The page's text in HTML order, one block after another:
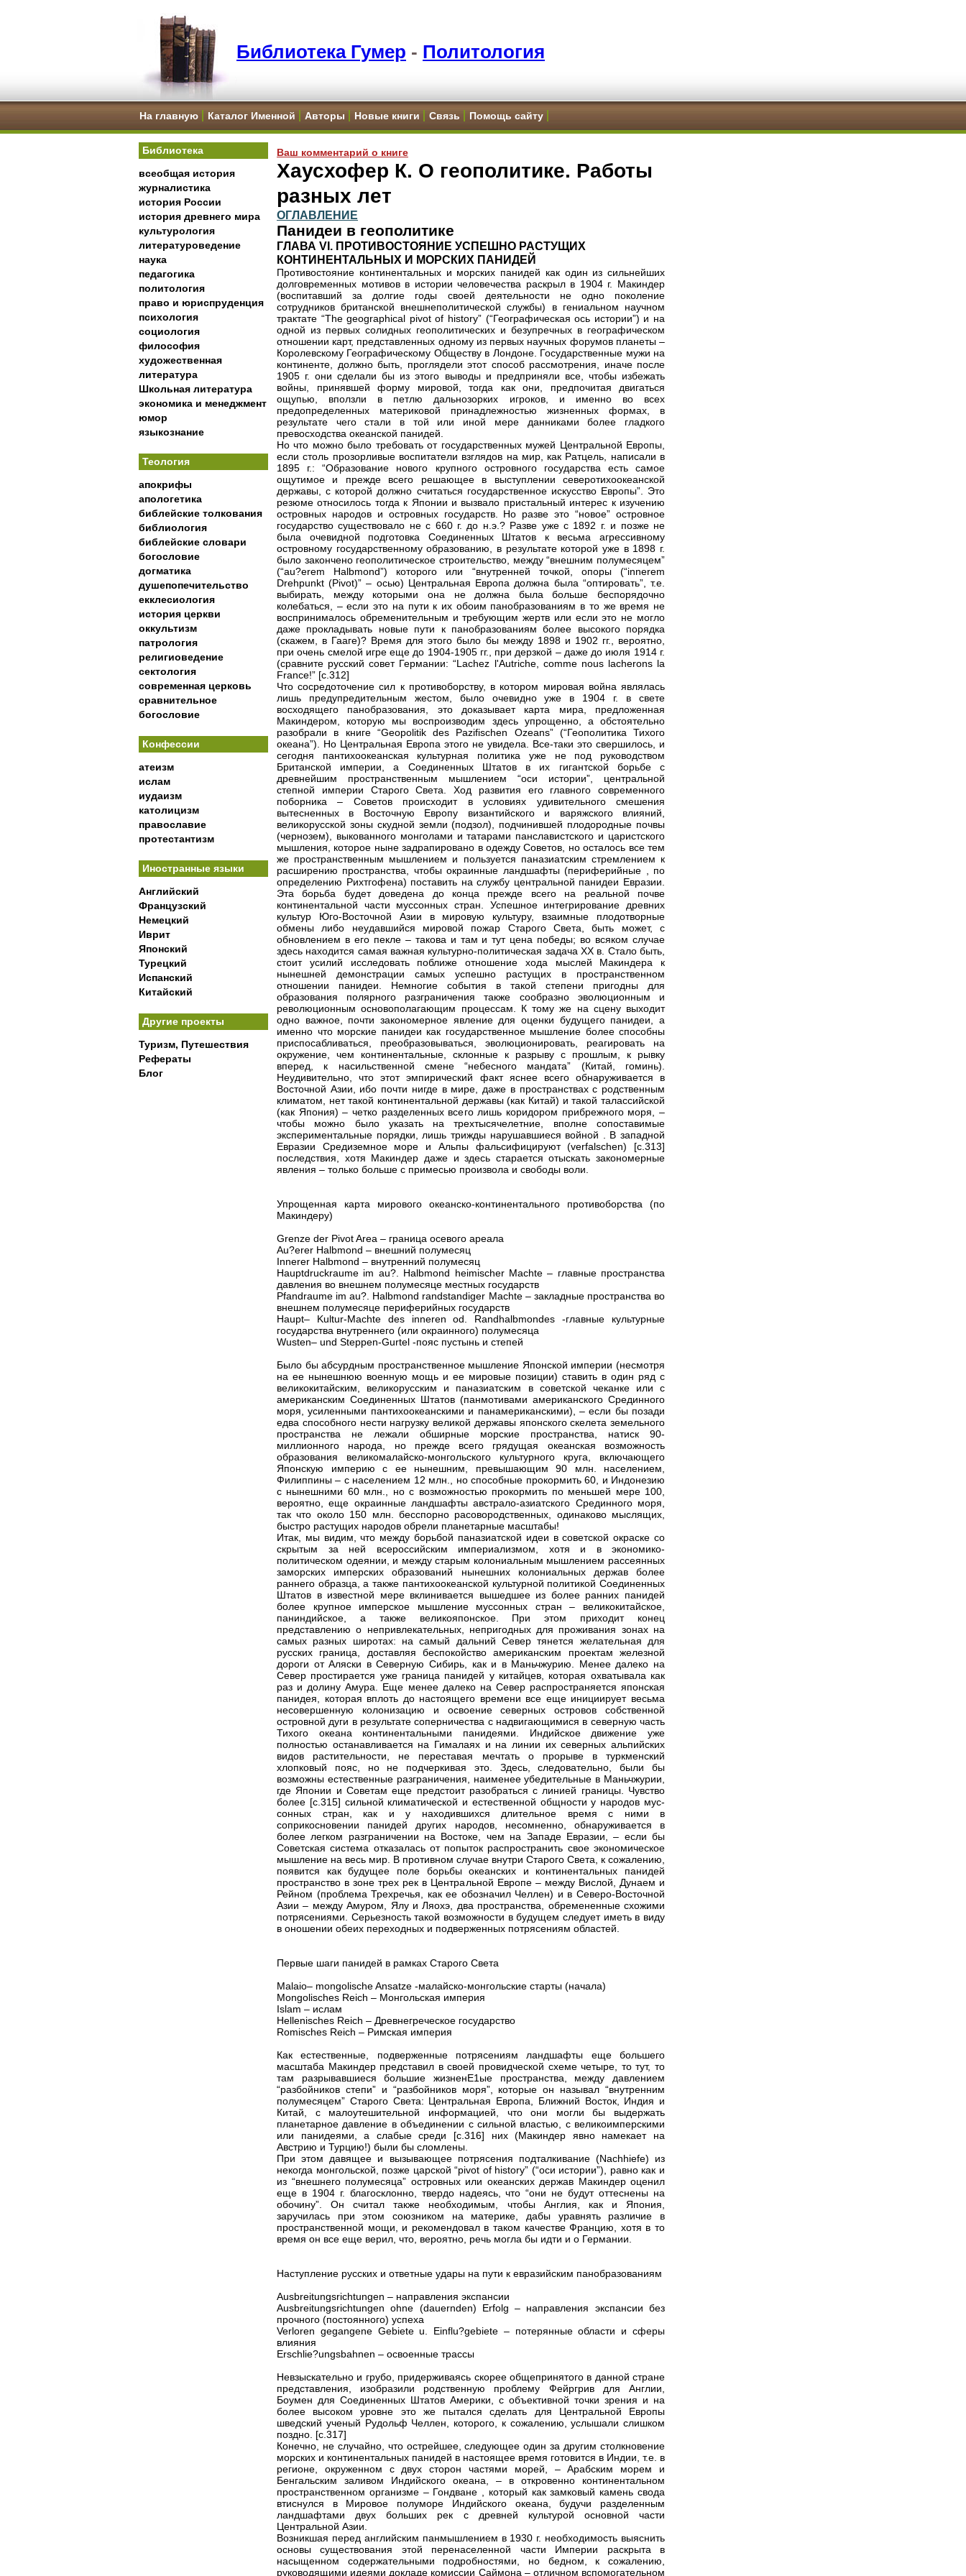
Библиотека Гумер - Политология
На главную Каталог Именной Авторы Новые книги Связь Помощь сайту
Библиотека
всеобщая история
журналистика
история России
история древнего мира
культурология
литературоведение
наука
педагогика
политология
право и юриспруденция
психология
социология
философия
художественная
литература
Школьная литература
экономика и менеджмент
юмор
языкознание
Теология
апокрифы
апологетика
библейские толкования
библиология
библейские словари
богословие
догматика
душепопечительство
екклесиология
история церкви
оккультизм
патрология
религиоведение
сектология
современная церковь
сравнительное
богословие
Конфессии
атеизм
ислам
иудаизм
католицизм
православие
протестантизм
Иностранные языки
Английский
Французский
Немецкий
Иврит
Японский
Турецкий
Испанский
Китайский
Другие проекты
Туризм, Путешествия
Рефераты
Блог
Ваш комментарий о книге
Хаусхофер К. О геополитике. Работы
разных лет
ОГЛАВЛЕНИЕ
Панидеи в геополитике
ГЛАВА VI. ПРОТИВОСТОЯНИЕ УСПЕШНО РАСТУЩИХ
КОНТИНЕНТАЛЬНЫХ И МОРСКИХ ПАНИДЕЙ
Противостояние континентальных и морских панидей как один из сильнейших
долговременных мотивов в истории человечества раскрыл в 1904 г. Макиндер
(воспитавший за долгие годы своей деятельности не одно поколение
сотрудников британской внешнеполитической службы) в гениальном научном
трактате “The geographical pivot of history” (“Географическая ось истории”) и на
одной из первых солидных геополитических и безупречных в географическом
отношении карт, представленных одному из первых научных форумов планеты –
Королевскому Географическому Обществу в Лондоне. Государственные мужи на
континенте, должно быть, проглядели этот способ рассмотрения, иначе после
1905 г. они сделали бы из этого выводы и предприняли все, чтобы избежать
войны, принявшей форму мировой, тогда как они, предпочитая двигаться
ощупью, вползли в петлю дальнозорких игроков, и именно во всех
предопределенных материковой принадлежностью жизненных формах, в
результате чего стали в той или иной мере данниками более гладкого
превосходства океанской панидей.
Но что можно было требовать от государственных мужей Центральной Европы,
если столь прозорливые воспитатели взглядов на мир, как Ратцель, написали в
1895 г.: “Образование нового крупного островного государства есть самое
ощутимое и прежде всего решающее в выступлении северотихоокеанской
державы, с которой должно считаться государственное искусство Европы”. Это
резюме относилось тогда к Японии и вызвало пристальный интерес к изучению
островных народов и островных государств. Но разве это “новое” островное
государство существовало не с 660 г. до н.э.? Разве уже с 1892 г. и позже не
была очевидной подготовка Соединенных Штатов к весьма агрессивному
островному государственному образованию, в результате которой уже в 1898 г.
было закончено геополитическое строительство, между “внешним полумесяцем”
(“au?erem Halbmond”) которого или “внутренней точкой, опоры (“innerem
Drehpunkt (Pivot)” – осью) Центральная Европа должна была “оптировать”, т.е.
выбирать, между которыми она не должна была больше беспорядочно
колебаться, – если это на пути к их обоим панобразованиям в то же время не
воспринималось обременительным и требующим жертв или если это не могло
даже прокладывать новые пути к панобразованиям более высокого порядка
(скажем, в Гааге)? Время для этого было бы между 1898 и 1902 гг., вероятно,
при очень смелой игре еще до 1904-1905 гг., при дерзкой – даже до июля 1914 г.
(сравните русский совет Германии: “Lachez l'Autriche, comme nous lacherons la
France!” [с.312]
Что сосредоточение сил к противоборству, в котором мировая война являлась
лишь предупредительным жестом, было очевидно уже в 1904 г. в свете
восходящего панобразования, это доказывает карта мира, предложенная
Макиндером, которую мы воспроизводим здесь упрощенно, а обстоятельно
разобрали в книге “Geopolitik des Pazifischen Ozeans” (“Геополитика Тихого
океана”). Но Центральная Европа этого не увидела. Все-таки это свершилось, и
сегодня пантихоокеанская культурная политика уже не под руководством
Британской империи, а Соединенных Штатов в их гигантской борьбе с
древнейшим пространственным мышлением “оси истории”, центральной
степной империи Старого Света. Ход развития его главного современного
поборника – Советов происходит в условиях удивительного смешения
вытесненных в Восточную Европу византийского и варяжского влияний,
великорусской зоны скудной земли (подзол), подчинившей плодородные почвы
(чернозем), выкованного монголами и татарами панславистского и царистского
мышления, которое ныне задрапировано в одежду Советов, но осталось все тем
же пространственным мышлением и пользуется паназиатским стремлением к
расширению пространства, чтобы окраинные ландшафты (периферийные , по
определению Рихтгофена) поставить на службу центральной панидеи Евразии.
Эта борьба будет доведена до конца прежде всего на реальной почве
континентальной части муссонных стран. Успешное интегрирование древних
культур Юго-Восточной Азии в мировую культуру, взаимные плодотворные
обмены либо неудавшийся мировой пожар Старого Света, быть может, с
обновлением в его пекле – такова и там и тут цена победы; во всяком случае
здесь находится самая важная культурно-политическая задача XX в. Стало быть,
стоит усилий исследовать поближе отношение хода мыслей Макиндера к
нынешней демонстрации самых успешно растущих в пространственном
отношении панидеи. Немногие события в такой степени пригодны для
образования полярного разграничения также сообразно эволюционным и
революционным основополагающим процессам. К тому же на сцену выходит
одно важное, почти закономерное явление для оценки будущего панидеи, а
именно что морские панидеи как государственное мышление более способны
приспосабливаться, преобразовываться, эволюционировать, реагировать на
окружение, чем континентальные, склонные к разрыву с прошлым, к рывку
вперед, к насильственной смене “небесного мандата” (Китай, гоминь).
Неудивительно, что этот эмпирический факт яснее всего обнаруживается в
Восточной Азии, ибо почти нигде в мире, даже в пространствах с родственным
климатом, нет такой континентальной державы (как Китай) и такой талассийской
(как Япония) – четко разделенных всего лишь коридором прибрежного моря, –
чтобы можно было указать на трехтысячелетние, вполне сопоставимые
экспериментальные порядки, лишь трижды нарушавшиеся войной . В западной
Евразии Средиземное море и Альпы фальсифицируют (verfalschen) [с.313]
последствия, хотя Макиндер даже и здесь старается отыскать закономерные
явления – только больше с примесью произвола и свободы воли.
Упрощенная карта мирового океанско-континентального противоборства (по
Макиндеру)
Grenze der Pivot Area – граница осевого ареала
Au?erer Halbmond – внешний полумесяц
Innerer Halbmond – внутренний полумесяц
Hauptdruckraume im au?. Halbmond heimischer Machte – главные пространства
давления во внешнем полумесяце местных государств
Pfandraume im au?. Halbmond randstandiger Machte – закладные пространства во
внешнем полумесяце периферийных государств
Haupt– Kultur-Machte des inneren od. Randhalbmondes -главные культурные
государства внутреннего (или окраинного) полумесяца
Wusten– und Steppen-Gurtel -пояс пустынь и степей
Было бы абсурдным пространственное мышление Японской империи (несмотря
на ее нынешнюю военную мощь и ее мировые позиции) ставить в один ряд с
великокитайским, великорусским и паназиатским в советской чеканке или с
американским Соединенных Штатов (панмотивами американского Срединного
моря, усиленными пантихоокеанскими и панамериканскими), – если бы позади
едва способного нести нагрузку великой державы японского скелета земельного
пространства не лежали обширные морские пространства, натиск 90-
миллионного народа, но прежде всего грядущая океанская возможность
образования великомалайско-монгольского культурного круга, включающего
Японскую империю с ее нынешним, превышающим 90 млн. населением,
Филиппины – с населением 12 млн., но способные прокормить 60, и Индонезию
с нынешними 60 млн., но с возможностью прокормить по меньшей мере 100,
вероятно, еще окраинные ландшафты австрало-азиатского Срединного моря,
так что около 150 млн. бесспорно расовородственных, одинаково мыслящих,
быстро растущих народов обрели планетарные масштабы!
Итак, мы видим, что между борьбой паназиатской идеи в советской окраске со
скрытым за ней всероссийским империализмом, хотя и в экономико-
политическом одеянии, и между старым колониальным мышлением рассеянных
заморских имперских образований нынешних колониальных держав более
раннего образца, а также пантихоокеанской культурной политикой Соединенных
Штатов в известной мере вклинивается вышедшее из более ранних панидей
более крупное имперское мышление муссонных стран – великокитайское,
паниндийское, а также великояпонское. При этом приходит конец
представлению о непривлекательных, непригодных для проживания зонах на
самых разных широтах: на самый дальний Север тянется желательная для
русских граница, доставляя беспокойство американским проектам железной
дороги от Аляски в Северную Сибирь, как и в Маньчжурию. Менее далеко на
Север простирается уже граница панидей у китайцев, которая охватывала как
раз и долину Амура. Еще менее далеко на Север распространяется японская
панидея, которая вплоть до настоящего времени все еще инициирует весьма
несовершенную колонизацию и освоение северных островов собственной
островной дуги в результате соперничества с надвигающимися в северную часть
Тихого океана континентальными панидеями. Индийское движение уже
полностью останавливается на Гималаях и на линии их северных альпийских
видов растительности, не переставая мечтать о прорыве в туркменский
хлопковый пояс, но не подчеркивая это. Здесь, следовательно, были бы
возможны естественные разграничения, наименее убедительные в Маньчжурии,
где Японии и Советам еще предстоит разобраться с линией границы. Чувство
более [с.315] сильной климатической и естественной общности у народов мус-
сонных стран, как и у находившихся длительное время с ними в
соприкосновении панидей других народов, несомненно, обнаруживается в
более легком разграничении на Востоке, чем на Западе Евразии, – если бы
Советская система отказалась от попыток распространить свое экономическое
мышление на весь мир. В противном случае внутри Старого Света, к сожалению,
появится как будущее поле борьбы океанских и континентальных панидей
пространство в зоне трех рек в Центральной Европе – между Вислой, Дунаем и
Рейном (проблема Трехречья, как ее обозначил Челлен) и в Северо-Восточной
Азии – между Амуром, Ялу и Ляохэ, два пространства, обремененные схожими
потрясениями. Серьезность такой возможности в будущем следует иметь в виду
в оношении обеих переходных и подверженных потрясениям областей.
Первые шаги панидей в рамках Старого Света
Malaio– mongolische Ansatze -малайско-монгольские старты (начала)
Mongolisches Reich – Монгольская империя
Islam – ислам
Hellenisches Reich – Древнегреческое государство
Romisches Reich – Римская империя
Как естественные, подверженные потрясениям ландшафты еще большего
масштаба Макиндер представил в своей провидческой схеме четыре, то тут, то
там разрывавшиеся большие жизненЕ1ые пространства, между давлением
“разбойников степи” и “разбойников моря”, которые он называл “внутренним
полумесяцем” Старого Света: Центральная Европа, Ближний Восток, Индия и
Китай, с малоутешительной информацией, что они могли бы выдержать
планетарное давление в объединении с сильной властью, с великоимперскими
или панидеями, а слабые среди [с.316] них (Макиндер явно намекает на
Австрию и Турцию!) были бы сломлены.
При этом давящее и вызывающее потрясения подталкивание (Nachhiefe) из
некогда монгольской, позже царской “pivot of history” (“оси истории”), равно как и
из “внешнего полумесяца” островных или океанских держав Макиндер оценил
еще в 1904 г. благосклонно, твердо надеясь, что “они не будут оттеснены на
обочину”. Он считал также необходимым, чтобы Англия, как и Япония,
заручилась при этом союзником на материке, дабы уравнять различие в
пространственной мощи, и рекомендовал в таком качестве Францию, хотя в то
время он все еще верил, что, вероятно, речь могла бы идти и о Германии.
Наступление русских и ответные удары на пути к евразийским панобразованиям
Ausbreitungsrichtungen – направления экспансии
Ausbreitungsrichtungen ohne (dauernden) Erfolg – направления экспансии без
прочного (постоянного) успеха
Verloren gegangene Gebiete u. Einflu?gebiete – потерянные области и сферы
влияния
Erschlie?ungsbahnen – освоенные трассы
Невзыскательно и грубо, придерживаясь скорее общепринятого в данной стране
представления, изобразили родственную проблему Фейргрив для Англии,
Боумен для Соединенных Штатов Америки, с объективной точки зрения и на
более высоком уровне это же пытался сделать для Центральной Европы
шведский ученый Рудольф Челлен, которого, к сожалению, услышали слишком
поздно. [с.317]
Конечно, не случайно, что острейшее, следующее один за другим столкновение
морских и континентальных панидей в настоящее время готовится в Индии, т.е. в
регионе, окруженном с двух сторон частями морей, – Арабским морем и
Бенгальским заливом Индийского океана, – в откровенно континентальном
пространственном организме – Гондване , который как замковый камень свода
втиснулся в Мировое полуморе Индийского океана, будучи разделенным
ландшафтами двух больших рек с древней культурой основной части
Центральной Азии.
Возникшая перед английским панмышлением в 1930 г. необходимость выяснить
основы существования этой перенаселенной части Империи раскрыта в
насыщенном содержательными подробностями, но бедном, к сожалению,
руководящими идеями докладе комиссии Саймона – отличном вспомогательном